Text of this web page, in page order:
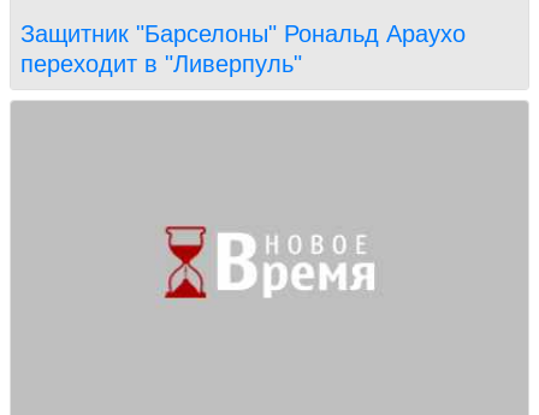
Защитник "Барселоны" Рональд Араухо
переходит в "Ливерпуль"